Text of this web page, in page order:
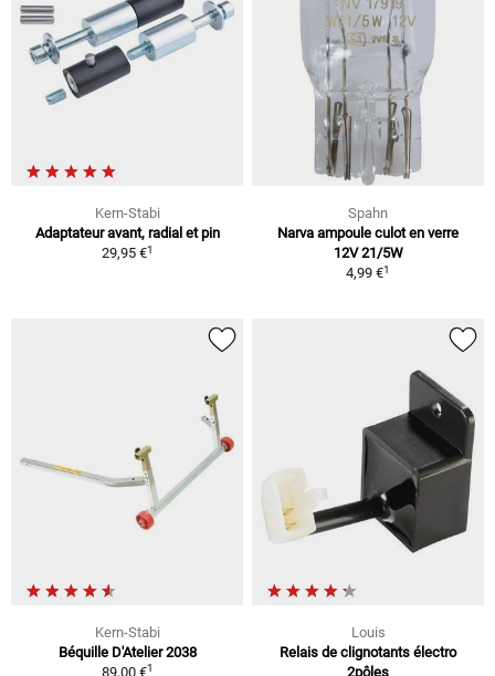
Kern-Stabi
Adaptateur avant, radial et pin
29,95 €1
Spahn
Narva ampoule culot en verre
12V 21/5W
4,99 €1
Kern-Stabi
Béquille D'Atelier 2038
89,00 €1
Louis
Relais de clignotants électro
2pôles